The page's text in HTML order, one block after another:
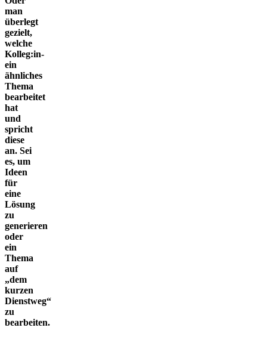
man
überlegt
gezielt,
welche
Kolleg:in­
ein
ähnliches
Thema
bearbeitet
hat
und
spricht
diese
an. Sei
es, um
Ideen
für
eine
Lösung
zu
generieren
oder
ein
Thema
auf
„dem
kurzen
Dienstweg“
zu
bearbeiten.